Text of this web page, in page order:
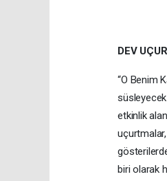
DEV
“O Benim
etkinlik
biri olarak